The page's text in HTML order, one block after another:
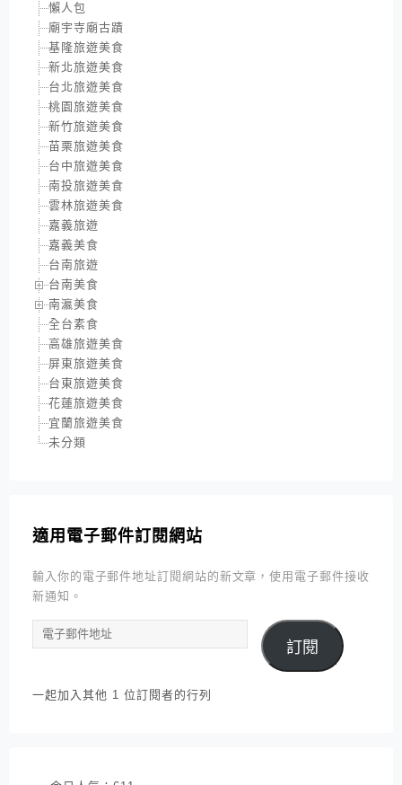
懶人包
廟宇寺廟古蹟
基隆旅遊美食
新北旅遊美食
台北旅遊美食
桃園旅遊美食
新竹旅遊美食
苗栗旅遊美食
台中旅遊美食
南投旅遊美食
雲林旅遊美食
嘉義旅遊
嘉義美食
台南旅遊
台南美食
南瀛美食
全台素食
高雄旅遊美食
屏東旅遊美食
台東旅遊美食
花蓮旅遊美食
宜蘭旅遊美食
未分類
適用電子郵件訂閱網站
輸入你的電子郵件地址訂閱網站的新文章，使用電子郵件接收
新通知。
電
子
件
訂閱
一起加入其他 1 位訂閱者的行列